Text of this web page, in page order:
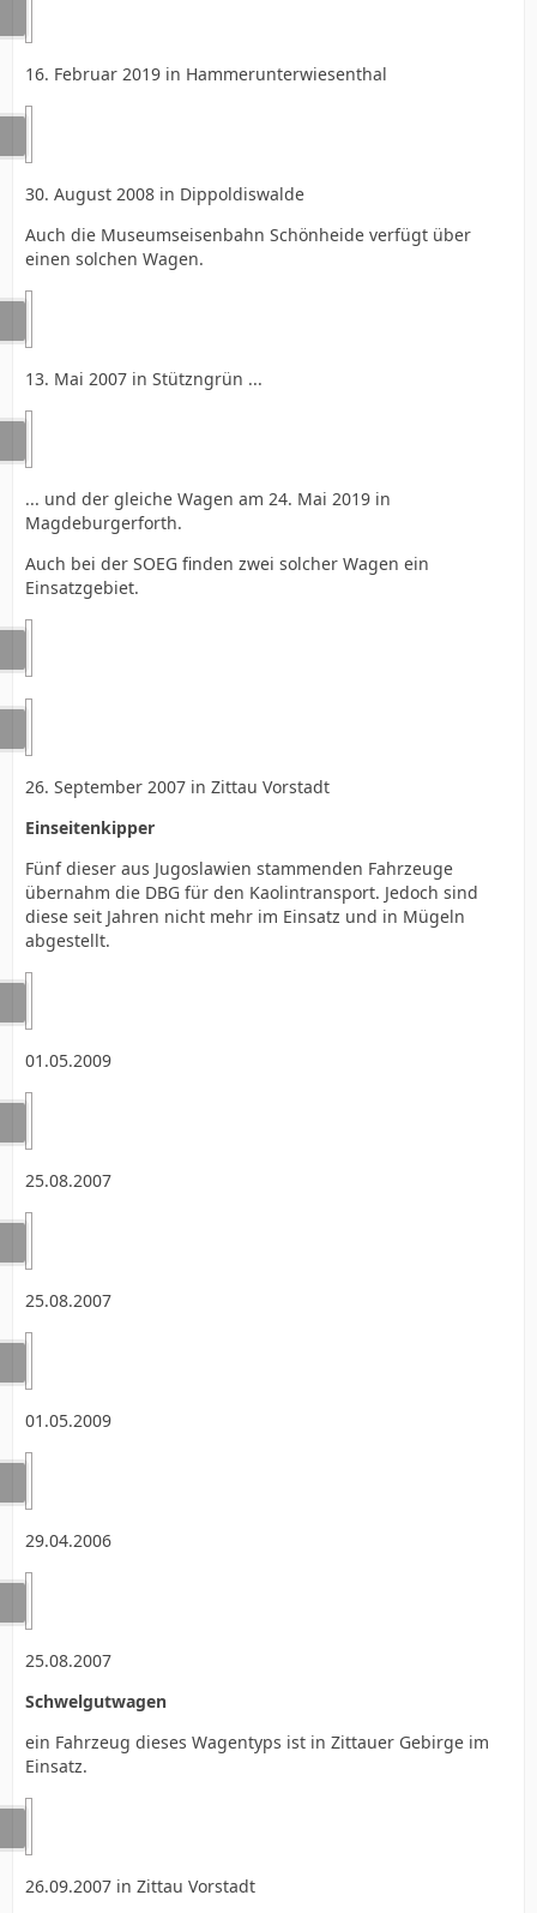
16. Februar 2019 in Hammerunterwiesenthal
30. August 2008 in Dippoldiswalde
Auch die Museumseisenbahn Schönheide verfügt über
einen solchen Wagen.
13. Mai 2007 in Stützngrün ...
... und der gleiche Wagen am 24. Mai 2019 in
Magdeburgerforth.
Auch bei der SOEG finden zwei solcher Wagen ein
Einsatzgebiet.
26. September 2007 in Zittau Vorstadt
Einseitenkipper
Fünf dieser aus Jugoslawien stammenden Fahrzeuge
übernahm die DBG für den Kaolintransport. Jedoch sind
diese seit Jahren nicht mehr im Einsatz und in Mügeln
abgestellt.
01.05.2009
25.08.2007
25.08.2007
01.05.2009
29.04.2006
25.08.2007
Schwelgutwagen
ein Fahrzeug dieses Wagentyps ist in Zittauer Gebirge im
Einsatz.
26.09.2007 in Zittau Vorstadt